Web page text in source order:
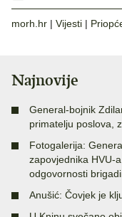
morh.hr | Vijesti |
Najnovije
General-bojnik
primatelju poslova,
Fotogalerija:
zapovjednika HVU-
odgovornosti
Anušić: Čovjek je